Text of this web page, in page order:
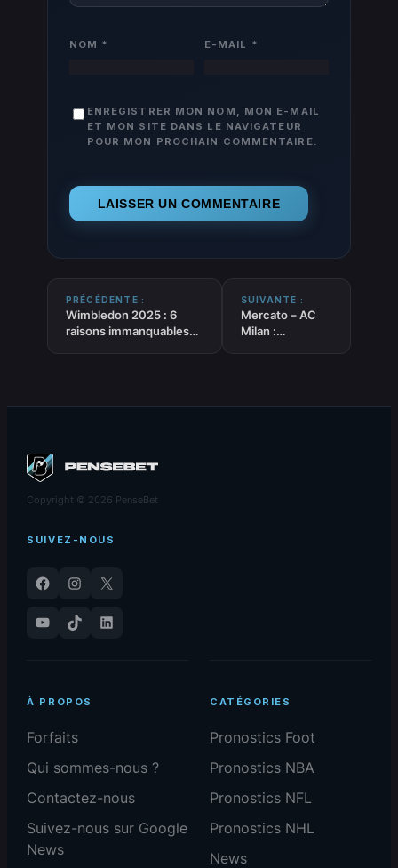
NOM * E-MAIL *
ENREGISTRER MON NOM, MON E-MAIL
ET MON SITE DANS LE NAVIGATEUR
POUR MON PROCHAIN COMMENTAIRE.
PRÉCÉDENTE :
Wimbledon 2025 : 6
raisons immanquables
SUIVANTE :
Mercato – AC
Milan :
Copyright © 2026 PenseBet
SUIVEZ-NOUS
Facebook Instagram
X
YouTube
TikTok LinkedIn
À PROPOS
Forfaits
Qui sommes-nous ?
Contactez-nous
Suivez-nous sur Google
News
CATÉGORIES
Pronostics Foot
Pronostics NBA
Pronostics NFL
Pronostics NHL
News